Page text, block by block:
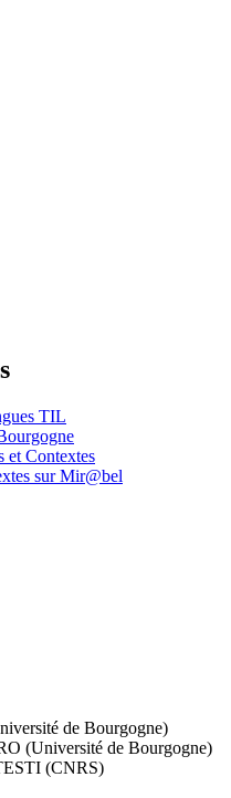
de Bourgogne)
(Université de Bourgogne)
(CNRS)